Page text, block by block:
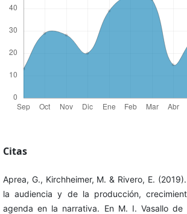
Citas
Aprea, G., Kirchheimer, M. & Rivero, E.
la audiencia y de la producción,
agenda en la narrativa. En M. I. Vasallo de